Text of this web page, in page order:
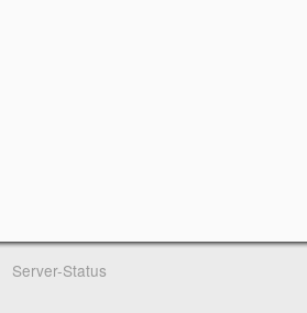
Server-Status